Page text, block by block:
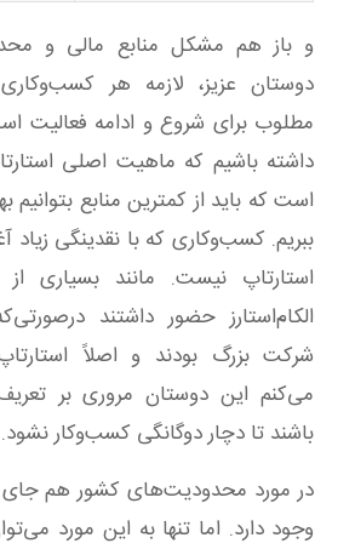
و باز هم مشکل منابع مالی و
دوستان عزیز، لازمه هر
مطلوب برای شروع و ادامه فعالیت
داشته باشیم که ماهیت اصلی
است که باید از کمترین منابع بتوانیم
ببریم. کسب‌وکاری که با نقدینگی زیاد
استارتاپ نیست. مانند بسیاری
الکام‌استارز حضور داشتند
شرکت بزرگ بودند و اصلاً
می‌کنم این دوستان مروری بر
باشند تا دچار دوگانگی کسب‌وکار نشود.
در مورد محدودیت‌های کشور هم جای
وجود دارد. اما تنها به این مورد